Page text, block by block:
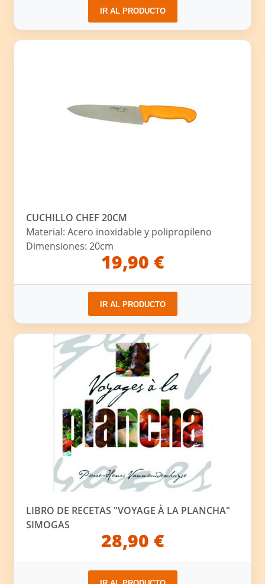
IR AL PRODUCTO
CUCHILLO CHEF 20CM
Material: Acero inoxidable y polipropileno
Dimensiones: 20cm
19,90 €
IR AL PRODUCTO
LIBRO DE RECETAS "VOYAGE À LA PLANCHA"
SIMOGAS
28,90 €